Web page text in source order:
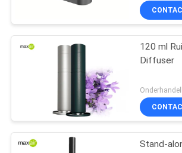
120 ml
Diffuser
Stand-